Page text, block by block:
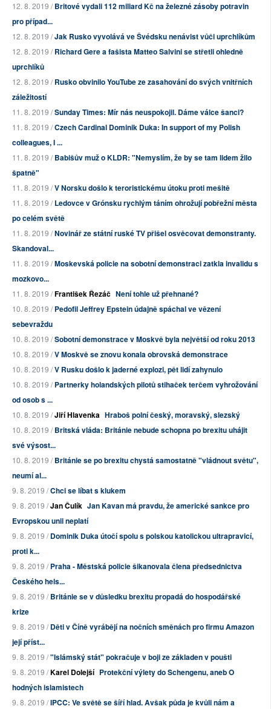
12. 8. 2019 /Britové vydali 112 miliard Kč na železné zásoby potravin
pro případ...
12. 8. 2019 /Jak Rusko vyvolává ve Švédsku nenávist vůči uprchlíkům
12. 8. 2019 /Richard Gere a fašista Matteo Salvini se střetli ohledně
uprchlíků
12. 8. 2019 /Rusko obvinilo YouTube ze zasahování do svých vnitřních
záležitostí
11. 8. 2019 /Sunday Times: Mír nás neuspokojil. Dáme válce šanci?
11. 8. 2019 /Czech Cardinal Dominik Duka: In support of my Polish
colleagues, I ...
11. 8. 2019 /Babišův muž o KLDR: "Nemyslím, že by se tam lidem žilo
špatně"
11. 8. 2019 /V Norsku došlo k teroristickému útoku proti mešitě
11. 8. 2019 /Ledovce v Grónsku rychlým táním ohrožují pobřežní města
po celém světě
11. 8. 2019 /Novinář ze státní ruské TV přišel osvěcovat demonstranty.
Skandoval...
11. 8. 2019 /Moskevská policie na sobotní demonstraci zatkla invalidu s
mozkovo...
11. 8. 2019 /František Řezáč Není tohle už přehnané?
10. 8. 2019 /Pedofil Jeffrey Epstein údajně spáchal ve vězení
sebevraždu
10. 8. 2019 /Sobotní demonstrace v Moskvě byla největší od roku 2013
10. 8. 2019 /V Moskvě se znovu konala obrovská demonstrace
10. 8. 2019 /V Rusku došlo k jaderné explozi, pět lidí zahynulo
10. 8. 2019 /Partnerky holandských pilotů stihaček terčem vyhrožování
od osob s ...
10. 8. 2019 /Jiří Hlavenka Hraboš polní český, moravský, slezský
10. 8. 2019 /Britská vláda: Británie nebude schopna po brexitu uhájit
své výsost...
10. 8. 2019 /Británie se po brexitu chystá samostatně "vládnout světu",
neumí al...
9. 8. 2019 /Chci se líbat s klukem
9. 8. 2019 /Jan Čulík Jan Kavan má pravdu, že americké sankce pro
Evropskou unii neplatí
9. 8. 2019 /Dominik Duka útočí spolu s polskou katolickou ultrapravicí,
proti k...
9. 8. 2019 /Praha - Městská policie šikanovala člena předsednictva
Českého hels...
9. 8. 2019 /Británie se v důsledku brexitu propadá do hospodářské
krize
9. 8. 2019 /Děti v Číně vyrábějí na nočních směnách pro firmu Amazon
její příst...
9. 8. 2019 /"Islámský stát" pokračuje v boji ze základen v poušti
9. 8. 2019 /Karel Dolejší Protekční výlety do Schengenu, aneb O
hodných islamistech
9. 8. 2019 /IPCC: Ve světě se šíří hlad. Avšak půda je kvůli nám a